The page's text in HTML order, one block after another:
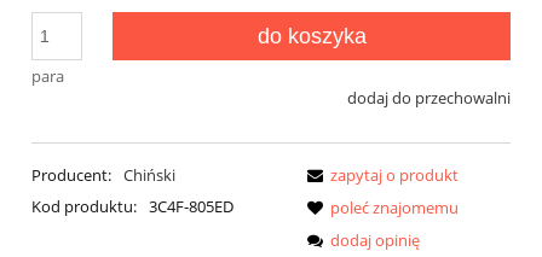
para
do koszyka
dodaj do przechowalni
Producent: Chiński
Kod produktu: 3C4F-805ED
zapytaj o produkt
poleć znajomemu
dodaj opinię